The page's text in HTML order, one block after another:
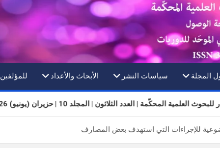
المجلة سياسات النشر الأبحاث والأعداد للمؤلفين
مجلة القرار للبحوث العلمية المحكّمة | العدد الثلاثون | المجلد 10 | حزيران (يونيو) 2026 | ذو الحجة 1447
للإجراءات التي استهدف بعض المصارف